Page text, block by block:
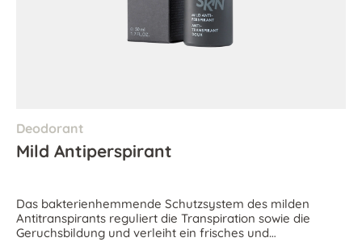
Deodorant
Mild Antiperspirant
Das bakterienhemmende Schutzsystem des milden
Antitranspirants reguliert die Transpiration sowie die
Geruchsbildung und verleiht ein frisches und